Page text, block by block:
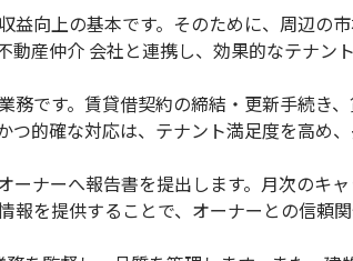
益向上の基本です。そのために、周辺の
動産仲介 会社と連携し、効果的なテナン
務です。賃貸借契約の締結・更新手続き
つ的確な対応は、テナント満足度を高め
ーナーへ報告書を提出します。月次のキャ
報を提供することで、オーナーとの信頼